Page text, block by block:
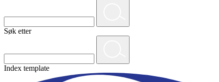
Søk etter
Index template